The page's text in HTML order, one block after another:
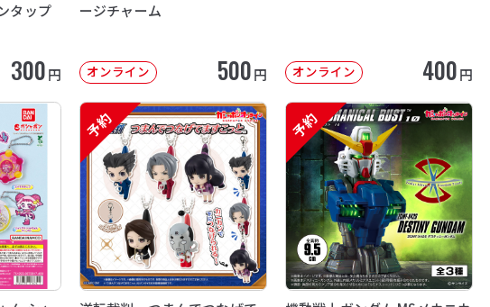
タップ
300円
ージチャーム
オンライン 500円 オンライン 400円
予約 予約